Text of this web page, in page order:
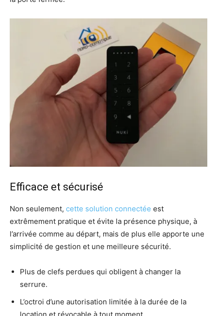
Efficace et sécurisé
Non seulement, cette solution connectée est
extrêmement pratique et évite la présence physique, à
l’arrivée comme au départ, mais de plus elle apporte une
simplicité de gestion et une meilleure sécurité.
Plus de clefs perdues qui obligent à changer la
serrure.
L’octroi d’une autorisation limitée à la durée de la